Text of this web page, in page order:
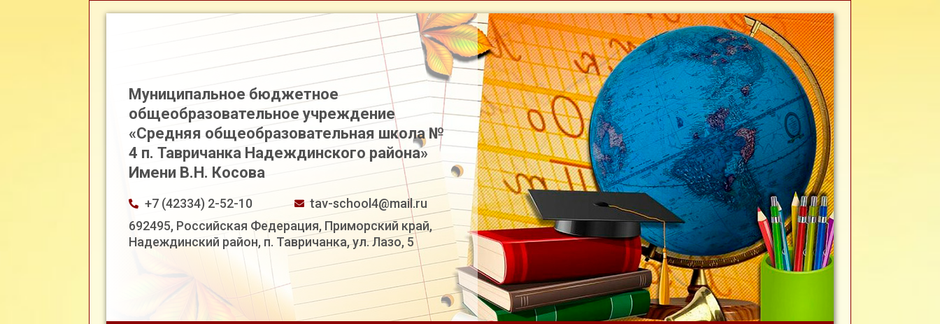
Муниципальное бюджетное
общеобразовательное учреждение
«Средняя общеобразовательная школа №
4 п. Тавричанка Надеждинского района»
Имени В.Н. Косова
+7 (42334) 2-52-10
tav-school4@mail.ru
692495, Российская Федерация, Приморский край,
Надеждинский район, п. Тавричанка, ул. Лазо, 5